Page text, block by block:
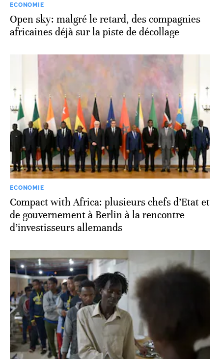
ECONOMIE
Open sky: malgré le retard, des compagnies
africaines déjà sur la piste de décollage
ECONOMIE
Compact with Africa: plusieurs chefs d’Etat et
de gouvernement à Berlin à la rencontre
d’investisseurs allemands